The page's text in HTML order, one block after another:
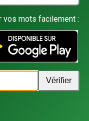
vos mots facilement :